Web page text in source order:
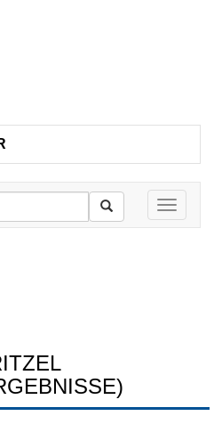
Toggle